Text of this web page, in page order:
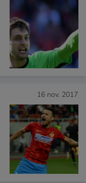
16 nov. 2017